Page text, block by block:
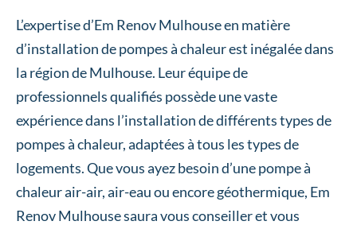
L’expertise d’Em Renov Mulhouse en matière
d’installation de pompes à chaleur est inégalée dans
la région de Mulhouse. Leur équipe de
professionnels qualifiés possède une vaste
expérience dans l’installation de différents types de
pompes à chaleur, adaptées à tous les types de
logements. Que vous ayez besoin d’une pompe à
chaleur air-air, air-eau ou encore géothermique, Em
Renov Mulhouse saura vous conseiller et vous